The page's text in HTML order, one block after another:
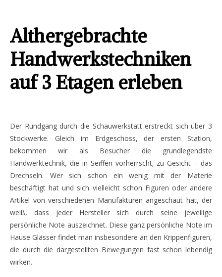
Althergebrachte
Handwerkstechniken
auf 3 Etagen erleben
Der Rundgang durch die Schauwerkstatt erstreckt sich über 3
Stockwerke. Gleich im Erdgeschoss, der ersten Station,
bekommen wir als Besucher die grundlegendste
Handwerktechnik, die in Seiffen vorherrscht, zu Gesicht – das
Drechseln. Wer sich schon ein wenig mit der Materie
beschäftigt hat und sich vielleicht schon Figuren oder andere
Artikel von verschiedenen Manufakturen angeschaut hat, der
weiß, dass jeder Hersteller sich durch seine jeweilige
persönliche Note auszeichnet. Diese ganz persönliche Note im
Hause Glässer findet man insbesondere an den Krippenfiguren,
die durch die dargestellten Bewegungen fast schon lebendig
wirken.